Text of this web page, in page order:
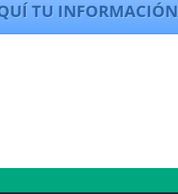
TU INFORMACIÓN